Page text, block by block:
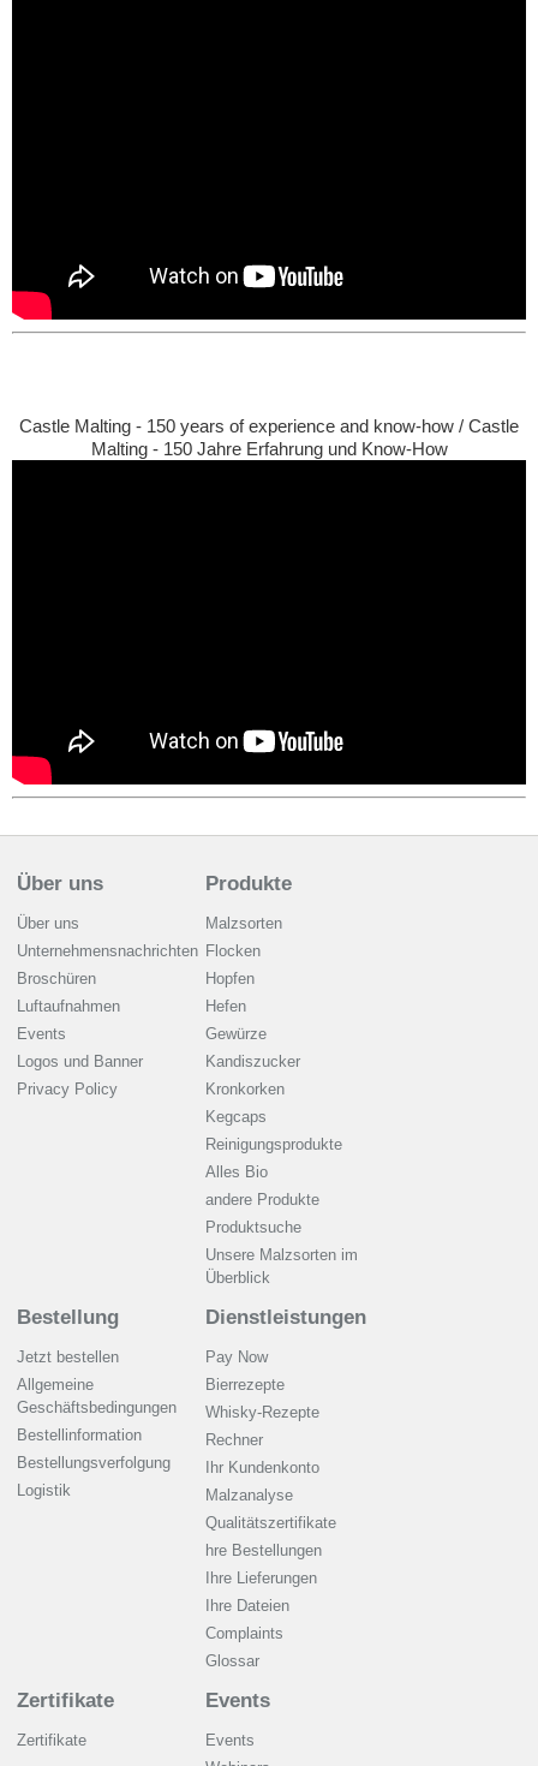
Castle Malting - 150 years of experience and know-how / Castle
Malting - 150 Jahre Erfahrung und Know-How
Über uns
Über uns
Unternehmensnachrichten
Broschüren
Luftaufnahmen
Events
Logos und Banner
Privacy Policy
Produkte
Malzsorten
Flocken
Hopfen
Hefen
Gewürze
Kandiszucker
Kronkorken
Kegcaps
Reinigungsprodukte
Alles Bio
andere Produkte
Produktsuche
Unsere Malzsorten im
Überblick
Bestellung
Jetzt bestellen
Allgemeine
Geschäftsbedingungen
Bestellinformation
Bestellungsverfolgung
Logistik
Dienstleistungen
Pay Now
Bierrezepte
Whisky-Rezepte
Rechner
Ihr Kundenkonto
Malzanalyse
Qualitätszertifikate
hre Bestellungen
Ihre Lieferungen
Ihre Dateien
Complaints
Glossar
Zertifikate
Zertifikate
Events
Events